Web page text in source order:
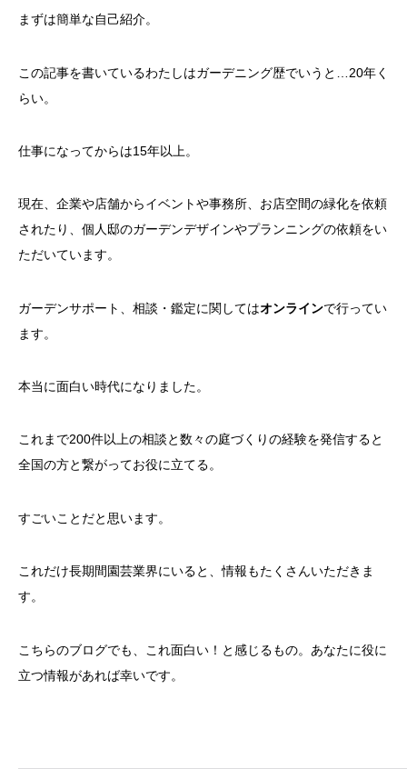
まずは簡単な自己紹介。
この記事を書いているわたしはガーデニング歴でいうと…20年く
らい。
仕事になってからは15年以上。
現在、企業や店舗からイベントや事務所、お店空間の緑化を依頼
されたり、個人邸のガーデンデザインやプランニングの依頼をい
ただいています。
ガーデンサポート、相談・鑑定に関してはオンラインで行ってい
ます。
本当に面白い時代になりました。
これまで200件以上の相談と数々の庭づくりの経験を発信すると
全国の方と繋がってお役に立てる。
すごいことだと思います。
これだけ長期間園芸業界にいると、情報もたくさんいただきま
す。
こちらのブログでも、これ面白い！と感じるもの。あなたに役に
立つ情報があれば幸いです。